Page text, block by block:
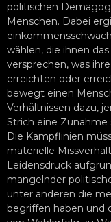
politischen
Menschen. Dabei
wählen, die ihnen
versprechen, was
erreichten oder
bewegt einen
Verhältnissen dazu,
Strich eine Zunahme
Die Kampflinien
materielle
Leidensdruck
mangelnder
unter anderen die
begriffen haben und